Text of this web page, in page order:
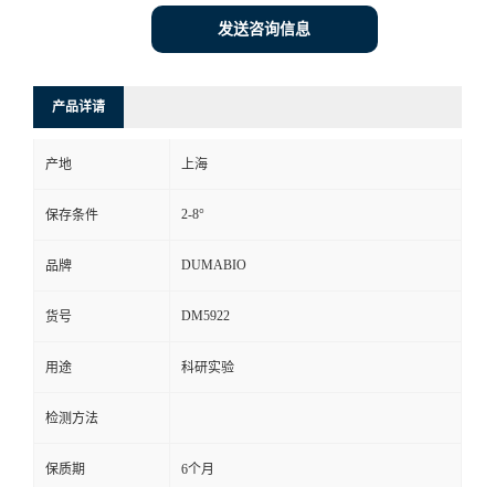
方
言
发送咨询信息
产品详请
产地 上海
保存条件 2-8°
品牌 DUMABIO
货号 DM5922
用途 科研实验
检测方法
保质期 6个月